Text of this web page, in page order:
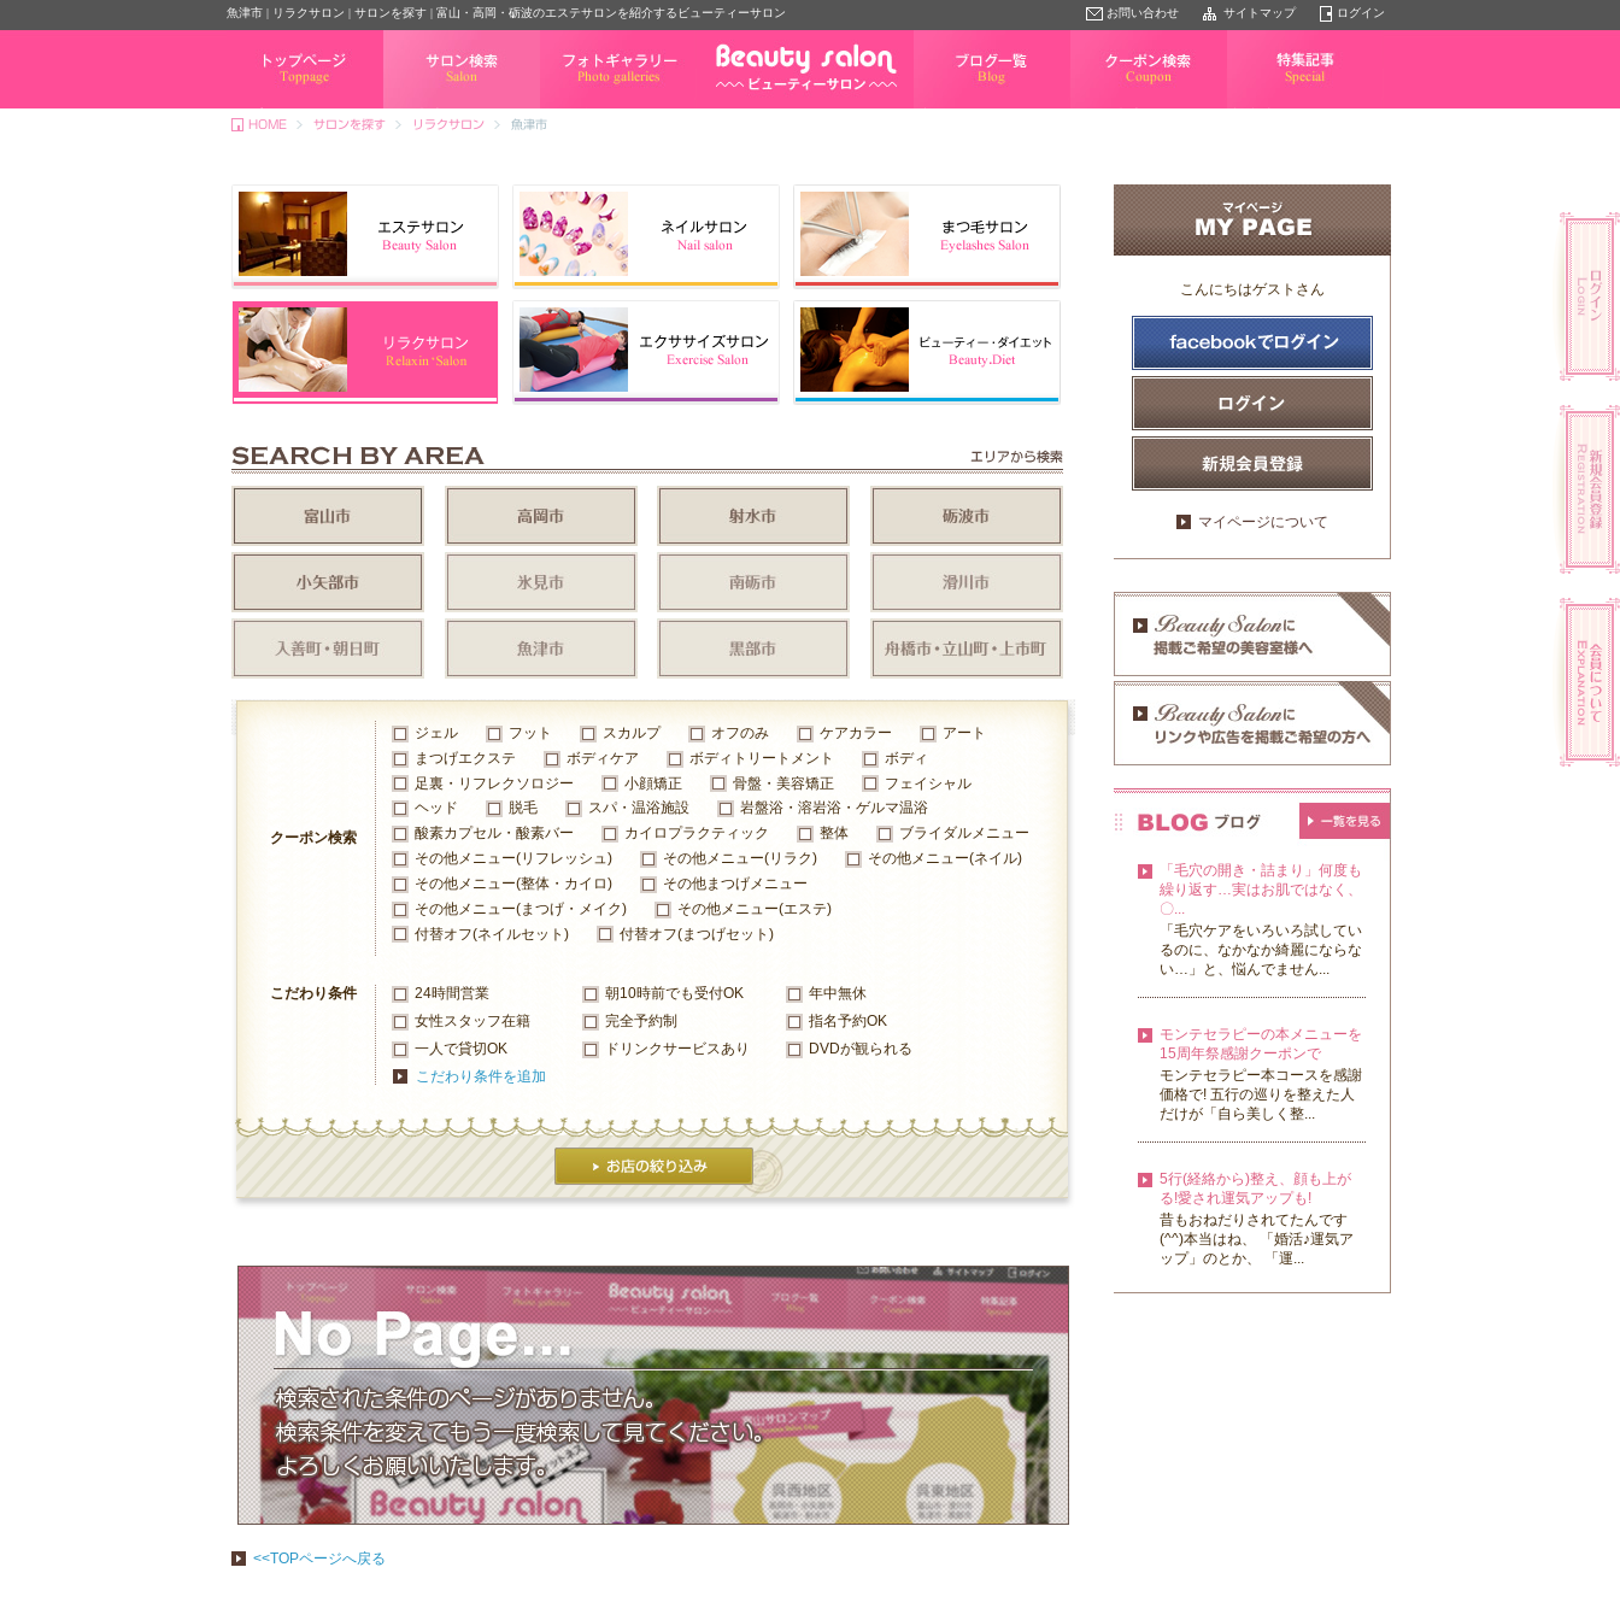
魚津市 | リラクサロン | サロンを探す | 富山・高岡・砺波のエステサロンを紹介するビューティーサロン ログイン
サイトマップ
お問い合わせ
HOME サロンを探す リラクサロン 魚津市
クーポン検索
ジェル フット スカルプ オフのみ ケアカラー
アート
まつげエクステ
ボディケア ボディトリートメント
ボディ
足裏・リフレクソロジー
小顔矯正 骨盤・美容矯正
フェイシャル
ヘッド
脱毛 スパ・温浴施設
岩盤浴・溶岩浴・ゲルマ温浴
酸素カプセル・酸素バー
カイロプラクティック 整体
ブライダルメニュー
その他メニュー(リフレッシュ)
その他メニュー(リラク)
その他メニュー(ネイル)
その他メニュー(整体・カイロ)
その他まつげメニュー
その他メニュー(まつげ・メイク)
その他メニュー(エステ)
付替オフ(ネイルセット)
付替オフ(まつげセット)
こだわり条件 24時間営業 朝10時前でも受付OK
年中無休
女性スタッフ在籍
完全予約制
指名予約OK
一人で貸切OK
ドリンクサービスあり
DVDが観られる
こだわり条件を追加
<<TOPページへ戻る
こんにちはゲストさん
マイページについて
「毛穴の開き・詰まり」何度も
繰り返す…実はお肌ではなく、
〇...
​「毛穴ケアをいろいろ試してい
るのに、なかなか綺麗にならな
い…」と、悩んでません...
モンテセラピーの本メニューを
15周年祭感謝クーポンで
モンテセラピー本コースを感謝
価格で! 五行の巡りを整えた人
だけが「自ら美しく整...
5行(経絡から)整え、顔も上が
る!愛され運気アップも!
昔もおねだりされてたんです
(⁠^⁠^⁠)本当はね、 「婚活♪運気ア
ップ」のとか、 「運...